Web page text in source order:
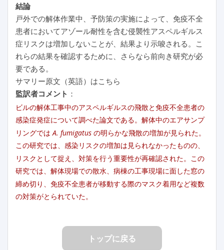
結論
戸外での解体作業中、予防策の実施によって、免疫不全
患者においてアゾール耐性を含む侵襲性アスペルギルス
症リスクは増加しないことが、結果より示唆される。こ
れらの結果を確認するために、さらなら前向き研究が必
要である。
サマリー原文（英語）はこちら
監訳者コメント ：
ビルの解体工事中のアスペルギルスの飛散と免疫不全患者の
感染症発症について調べた論文である。解体中のエアサンプ
リングでは A. fumigatus の明らかな飛散の増加が見られた。
この研究では、感染リスクの増加は見られなかったものの、
リスクとして捉え、対策を行う重要性が再確認された。この
研究では、解体現場での散水、病棟の工事現場に面した窓の
締め切り、免疫不全患者が移動する際のマスク着用など複数
の対策がとられていた。
トップに戻る